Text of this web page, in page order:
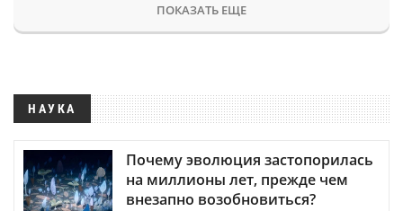
ПОКАЗАТЬ ЕЩЕ
НАУКА
Почему эволюция застопорилась
на миллионы лет, прежде чем
внезапно возобновиться?